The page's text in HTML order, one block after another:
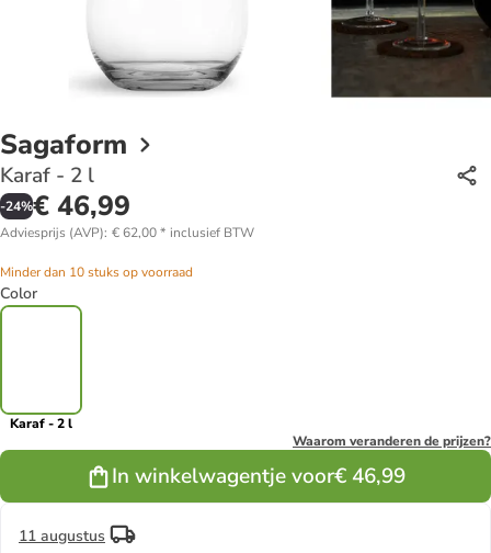
Sagaform
Karaf - 2 l
-24%€ 46,99
Adviesprijs (AVP): € 62,00* inclusief BTW
Minder dan 10 stuks op voorraad
Color
Karaf - 2 l
Waarom veranderen de prijzen?
In winkelwagentje voor€ 46,99
11 augustus